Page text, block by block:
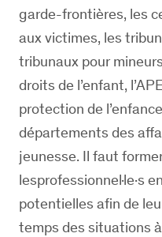
garde-frontières, les
aux victimes, les
tribunaux pour
droits de l’enfant,
protection de
départements des
jeunesse. Il faut
lesprofessionnel·le·s
potentielles afin de
temps des situations